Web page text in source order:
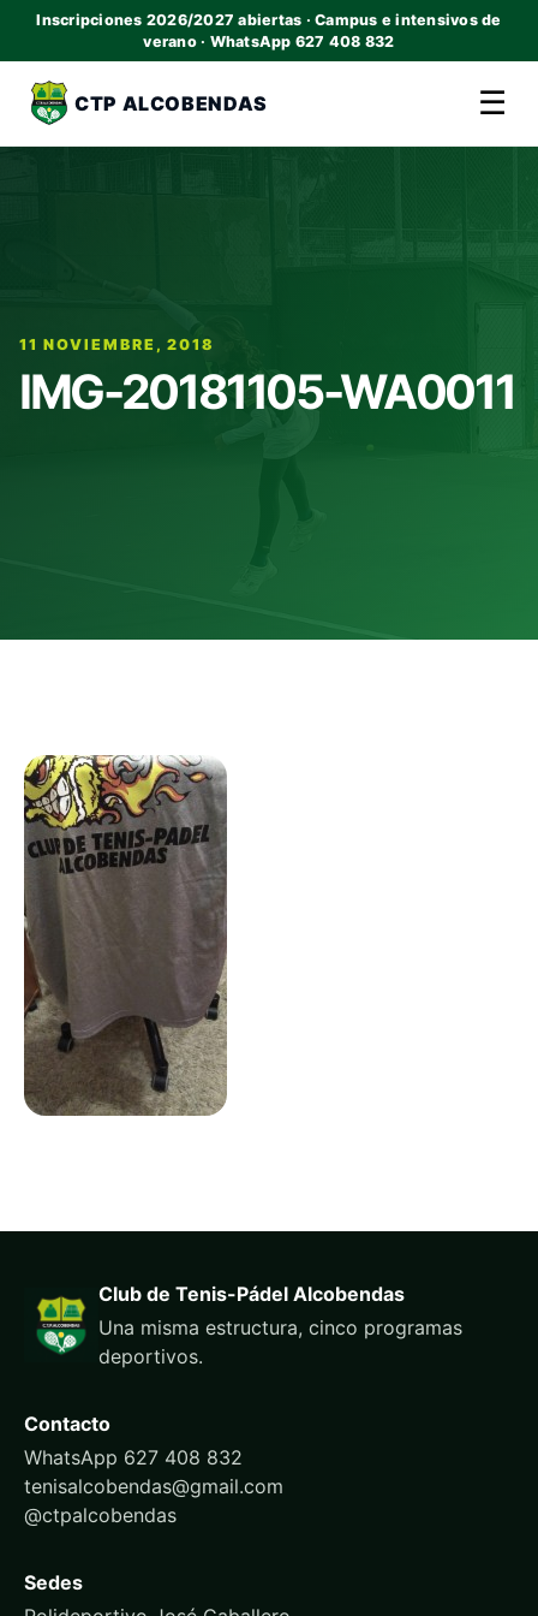
Inscripciones 2026/2027 abiertas · Campus e intensivos de
verano · WhatsApp 627 408 832
CTP ALCOBENDAS ☰
11 NOVIEMBRE, 2018
IMG-20181105-WA0011
Club de Tenis-Pádel Alcobendas
Una misma estructura, cinco programas
deportivos.
Contacto
WhatsApp 627 408 832
tenisalcobendas@gmail.com
@ctpalcobendas
Sedes